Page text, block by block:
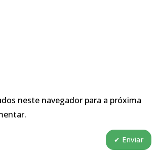
neste navegador para a próxima